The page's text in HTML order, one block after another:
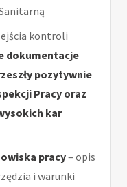
kontroli
dokumentacje
pozytywnie
Pracy oraz
kar
pracy– opis
i warunki